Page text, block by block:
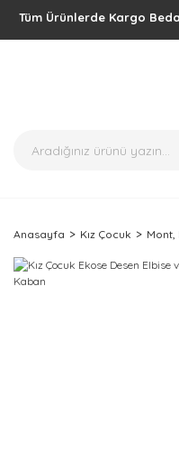
Tüm Ürünlerde Kargo
Anasayfa Kız Çocuk